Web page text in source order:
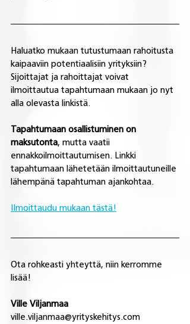
Haluatko mukaan tutustumaan rahoitusta
kaipaaviin potentiaalisiin yrityksiin?
Sijoittajat ja rahoittajat voivat
ilmoittautua tapahtumaan mukaan jo nyt
alla olevasta linkistä.
Tapahtumaan osallistuminen on
maksutonta, mutta vaatii
ennakkoilmoittautumisen. Linkki
tapahtumaan lähetetään ilmoittautuneille
lähempänä tapahtuman ajankohtaa.
Ilmoittaudu mukaan tästä!
Ota rohkeasti yhteyttä, niin kerromme
lisää!
Ville Viljanmaa
ville.viljanmaa@yrityskehitys.com